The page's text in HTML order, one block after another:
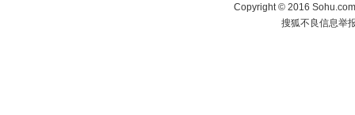
Copyright©2016
搜狐不良信息举